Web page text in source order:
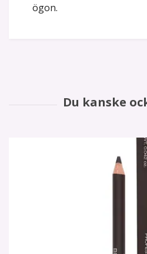
ögon.